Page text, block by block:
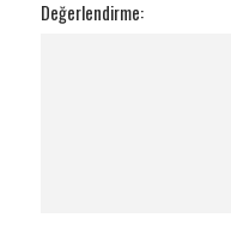
Değerlendirme: